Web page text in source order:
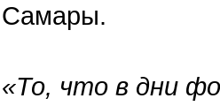
Самары.
«То, что в дни